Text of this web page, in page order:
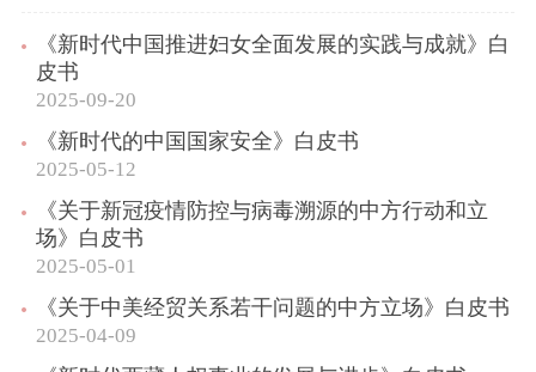
《新时代中国推进妇女全面发展的实践与成就》白
皮书
2025-09-20
《新时代的中国国家安全》白皮书
2025-05-12
《关于新冠疫情防控与病毒溯源的中方行动和立
场》白皮书
2025-05-01
《关于中美经贸关系若干问题的中方立场》白皮书
2025-04-09